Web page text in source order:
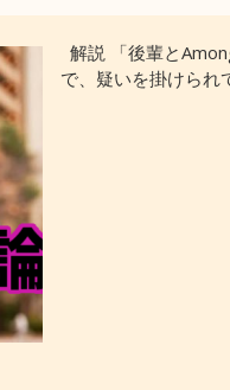
解説 「後輩と
で、疑いを掛けられ